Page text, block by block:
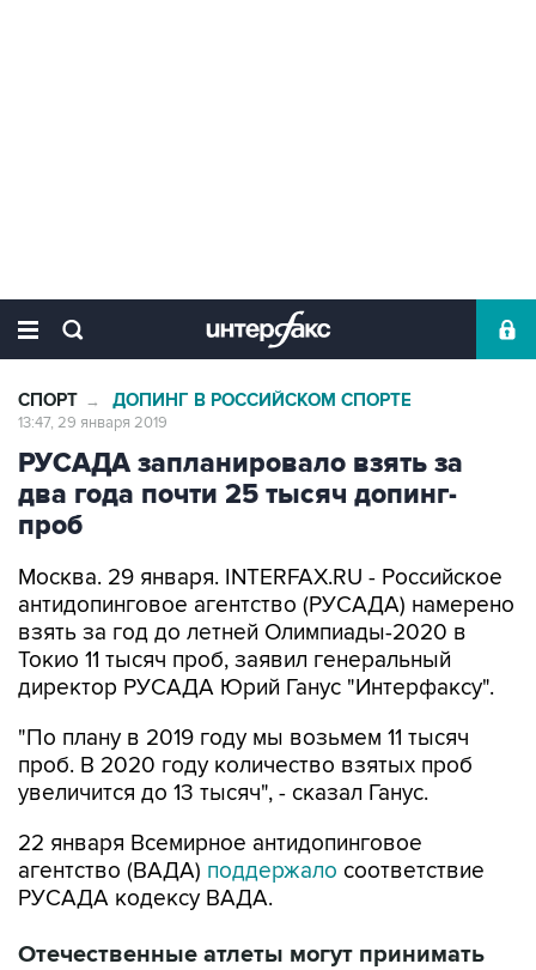
СПОРТ → ДОПИНГ В РОССИЙСКОМ СПОРТЕ
13:47, 29 января 2019
РУСАДА запланировало взять за
два года почти 25 тысяч допинг-
проб
Москва. 29 января. INTERFAX.RU - Российское
антидопинговое агентство (РУСАДА) намерено
взять за год до летней Олимпиады-2020 в
Токио 11 тысяч проб, заявил генеральный
директор РУСАДА Юрий Ганус "Интерфаксу".
"По плану в 2019 году мы возьмем 11 тысяч
проб. В 2020 году количество взятых проб
увеличится до 13 тысяч", - сказал Ганус.
22 января Всемирное антидопинговое
агентство (ВАДА) поддержало соответствие
РУСАДА кодексу ВАДА.
Отечественные атлеты могут принимать